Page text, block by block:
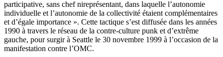
participative, sans chef nireprésentant, dans laquelle l’autonomie
individuelle et l’autonomie de la collectivité étaient complémentaires
et d’égale importance ». Cette tactique s’est diffusée dans les années
1990 à travers le réseau de la contre-culture punk et d’extrême
gauche, pour surgir à Seattle le 30 novembre 1999 à l’occasion de la
manifestation contre l’OMC.